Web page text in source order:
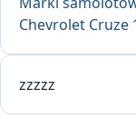
Chevrolet Cruze
zzzzz